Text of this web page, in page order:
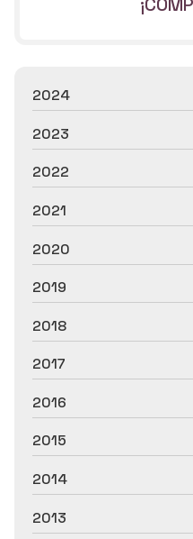
2024
2023
2022
2021
2020
2019
2018
2017
2016
2015
2014
2013